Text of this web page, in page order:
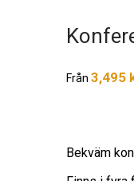
Från 3,495
Bekväm